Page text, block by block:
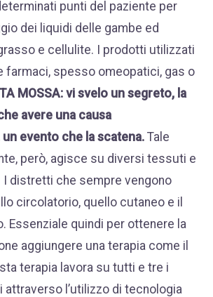
punti del paziente per
dei liquidi delle gambe ed
e cellulite. I prodotti utilizzati
farmaci, spesso omeopatici, gas o
MOSSA: vi svelo un segreto, la
avere una causa
evento che la scatena.
però, agisce su diversi tessuti e
I distretti che sempre vengono
circolatorio, quello cutaneo e il
Essenziale quindi per ottenere la
aggiungere una terapia come il
terapia lavora su tutti e tre i
l’utilizzo di tecnologia